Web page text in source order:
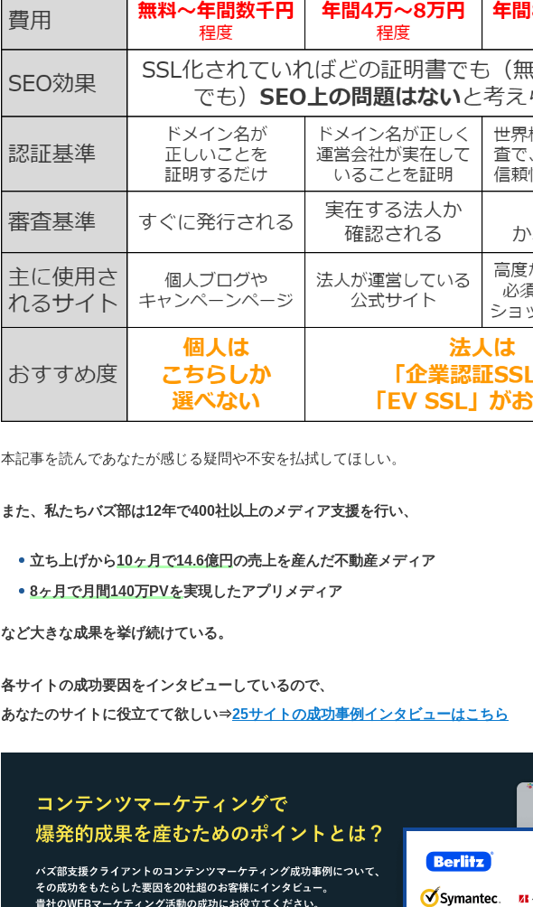
本記事を読んであなたが感じる疑問や不安を払拭してほしい。
また、私たちバズ部は12年で400社以上のメディア支援を行い、
立ち上げから10ヶ月で14.6億円の売上を産んだ不動産メディア
8ヶ月で月間140万PVを実現したアプリメディア
など大きな成果を挙げ続けている。
各サイトの成功要因をインタビューしているので、
あなたのサイトに役立てて欲しい⇒25サイトの成功事例インタビューはこちら